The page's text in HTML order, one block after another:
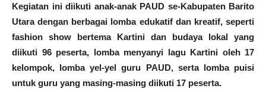
Kegiatan ini diikuti anak-anak PAUD se-Kabupaten Barito
Utara dengan berbagai lomba edukatif dan kreatif, seperti
fashion show bertema Kartini dan budaya lokal yang
diikuti 96 peserta, lomba menyanyi lagu Kartini oleh 17
kelompok, lomba yel-yel guru PAUD, serta lomba puisi
untuk guru yang masing-masing diikuti 17 peserta.